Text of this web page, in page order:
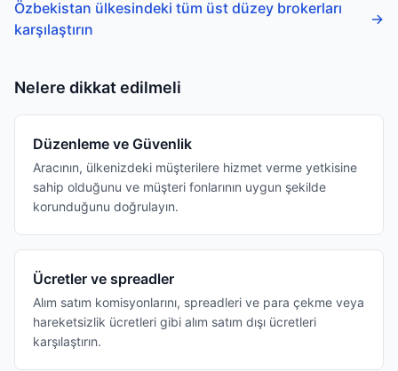
Özbekistan ülkesindeki tüm üst düzey brokerları
karşılaştırın
→
Nelere dikkat edilmeli
Düzenleme ve Güvenlik
Aracının, ülkenizdeki müşterilere hizmet verme yetkisine
sahip olduğunu ve müşteri fonlarının uygun şekilde
korunduğunu doğrulayın.
Ücretler ve spreadler
Alım satım komisyonlarını, spreadleri ve para çekme veya
hareketsizlik ücretleri gibi alım satım dışı ücretleri
karşılaştırın.